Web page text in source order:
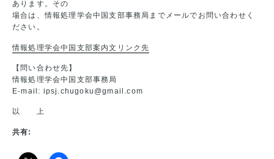
あります。その
場合は、情報処理学会中国支部事務局までメールでお問い合わせく
ださい。
情報処理学会中国支部案内文リンク先
【問い合わせ先】
情報処理学会中国支部事務局
E-mail: ipsj.chugoku@gmail.com
以 上
共有: